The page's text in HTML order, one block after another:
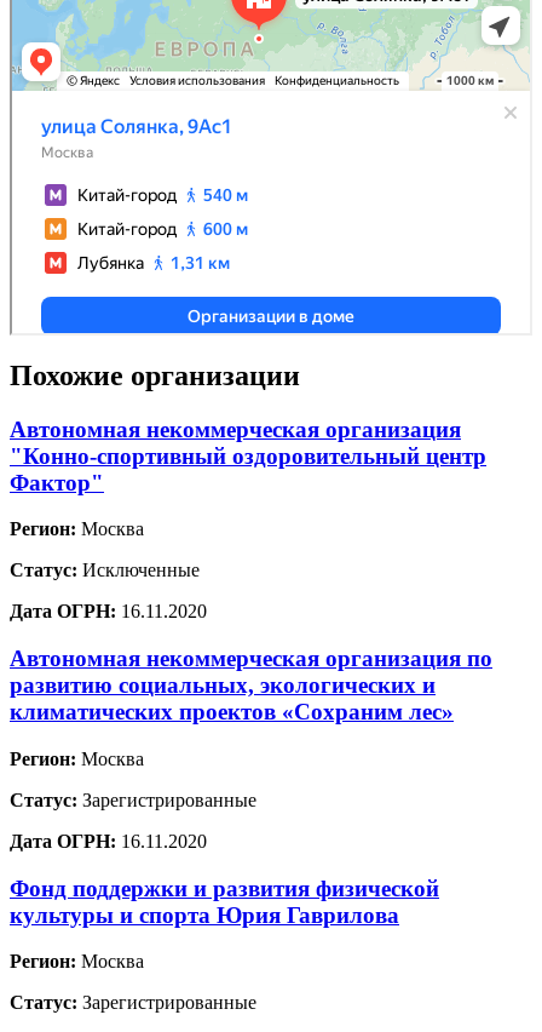
Похожие организации
Автономная некоммерческая организация
"Конно-спортивный оздоровительный центр
Фактор"
Регион: Москва
Статус: Исключенные
Дата ОГРН: 16.11.2020
Автономная некоммерческая организация по
развитию социальных, экологических и
климатических проектов «Сохраним лес»
Регион: Москва
Статус: Зарегистрированные
Дата ОГРН: 16.11.2020
Фонд поддержки и развития физической
культуры и спорта Юрия Гаврилова
Регион: Москва
Статус: Зарегистрированные